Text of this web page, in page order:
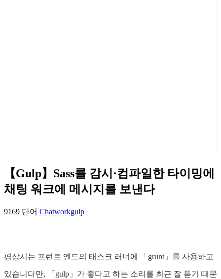
【Gulp】Sass를 감시·컴파일한 타이밍에
채팅 워크에 메시지를 보낸다
9169 단어 Chatworkgulp
평상시는 프런트 엔드의 태스크 러너에 「grunt」를 사용하고
있습니다만, 「gulp」가 좋다고 하는 소리를 최근 잘 듣기 때문